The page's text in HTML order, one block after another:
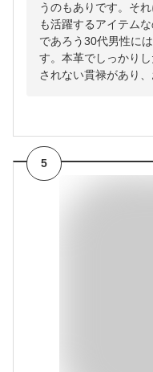
うのもありです。そ
も活躍するアイテム
であろう30代男性に
す。本革でしっかり
されない貫禄があり、
5